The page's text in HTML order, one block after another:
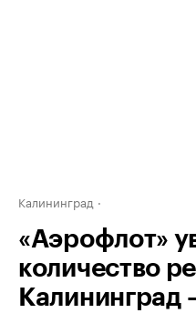
Калининград
«Аэрофлот»
количество